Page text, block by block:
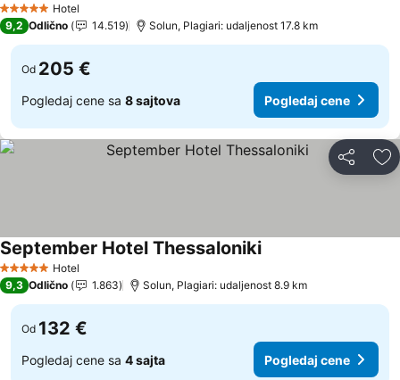
5 ZvezdiceHotel
9,2 Odlično 14.519 Solun, Plagiari: udaljenost 17.8 km
Od 205 €
Pogledaj cene sa 8 sajtova Pogledaj cene
Deli
5 ZvezdiceHotel
September Hotel Thessaloniki
9,3 Odlično 1.863 Solun, Plagiari: udaljenost 8.9 km
Od 132 €
Pogledaj cene sa 4 sajta Pogledaj cene